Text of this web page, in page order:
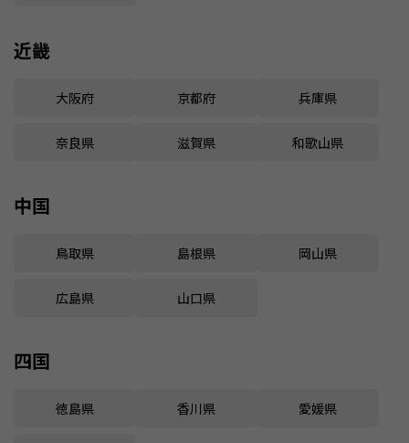
近畿
大阪府 京都府 兵庫県
奈良県 滋賀県 和歌山県
中国
鳥取県 島根県 岡山県
広島県 山口県
四国
徳島県 香川県 愛媛県